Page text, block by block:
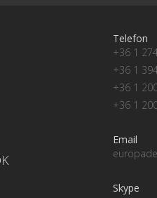
Telefon
+36 1
+36 1
+36 1
+36 1
Email
Skype